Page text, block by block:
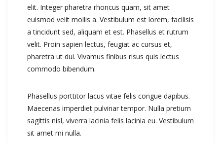
elit. Integer pharetra rhoncus quam, sit amet
euismod velit mollis a. Vestibulum est lorem, facilisis
a tincidunt sed, aliquam et est. Phasellus et rutrum
velit. Proin sapien lectus, feugiat ac cursus et,
pharetra ut dui. Vivamus finibus risus quis lectus
commodo bibendum.
Phasellus porttitor lacus vitae felis congue dapibus.
Maecenas imperdiet pulvinar tempor. Nulla pretium
sagittis nisl, viverra lacinia felis lacinia eu. Vestibulum
sit amet mi nulla.